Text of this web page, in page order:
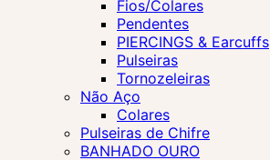
Fios/Colares
Pendentes
PIERCINGS & Earcuffs
Pulseiras
Tornozeleiras
Não Aço
Colares
Pulseiras de Chifre
BANHADO OURO